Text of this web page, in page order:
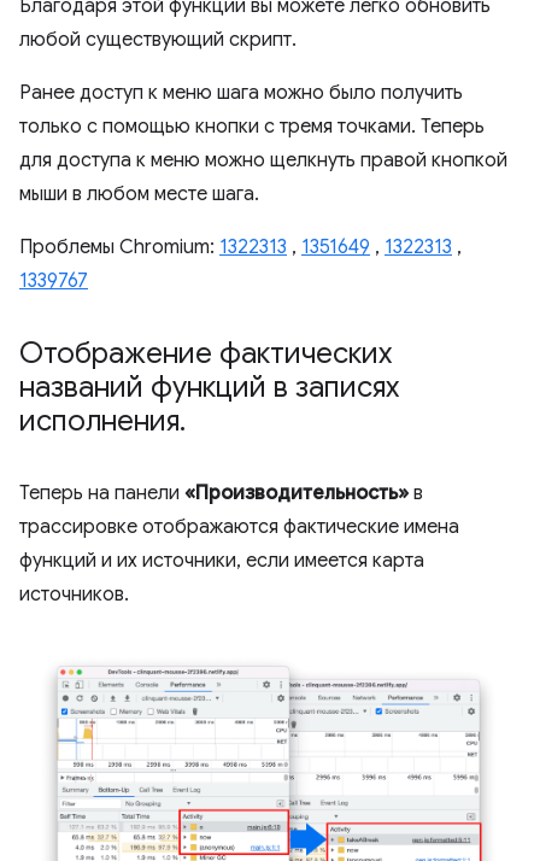
Благодаря этой функции вы можете легко обновить
любой существующий скрипт.
Ранее доступ к меню шага можно было получить
только с помощью кнопки с тремя точками. Теперь
для доступа к меню можно щелкнуть правой кнопкой
мыши в любом месте шага.
Проблемы Chromium: 1322313 , 1351649 , 1322313 ,
1339767
Отображение фактических
названий функций в записях
исполнения.
Теперь на панели «Производительность» в
трассировке отображаются фактические имена
функций и их источники, если имеется карта
источников.